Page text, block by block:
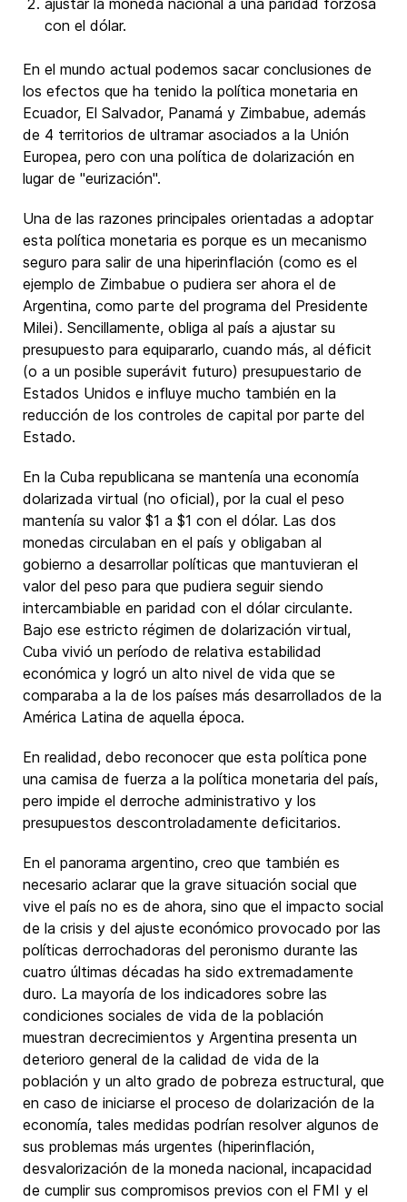
ajustar la moneda nacional a una paridad forzosa
con el dólar.
En el mundo actual podemos sacar conclusiones de
los efectos que ha tenido la política monetaria en
Ecuador, El Salvador, Panamá y Zimbabue, además
de 4 territorios de ultramar asociados a la Unión
Europea, pero con una política de dolarización en
lugar de "eurización".
Una de las razones principales orientadas a adoptar
esta política monetaria es porque es un mecanismo
seguro para salir de una hiperinflación (como es el
ejemplo de Zimbabue o pudiera ser ahora el de
Argentina, como parte del programa del Presidente
Milei). Sencillamente, obliga al país a ajustar su
presupuesto para equipararlo, cuando más, al déficit
(o a un posible superávit futuro) presupuestario de
Estados Unidos e influye mucho también en la
reducción de los controles de capital por parte del
Estado.
En la Cuba republicana se mantenía una economía
dolarizada virtual (no oficial), por la cual el peso
mantenía su valor $1 a $1 con el dólar. Las dos
monedas circulaban en el país y obligaban al
gobierno a desarrollar políticas que mantuvieran el
valor del peso para que pudiera seguir siendo
intercambiable en paridad con el dólar circulante.
Bajo ese estricto régimen de dolarización virtual,
Cuba vivió un período de relativa estabilidad
económica y logró un alto nivel de vida que se
comparaba a la de los países más desarrollados de la
América Latina de aquella época.
En realidad, debo reconocer que esta política pone
una camisa de fuerza a la política monetaria del país,
pero impide el derroche administrativo y los
presupuestos descontroladamente deficitarios.
En el panorama argentino, creo que también es
necesario aclarar que la grave situación social que
vive el país no es de ahora, sino que el impacto social
de la crisis y del ajuste económico provocado por las
políticas derrochadoras del peronismo durante las
cuatro últimas décadas ha sido extremadamente
duro. La mayoría de los indicadores sobre las
condiciones sociales de vida de la población
muestran decrecimientos y Argentina presenta un
deterioro general de la calidad de vida de la
población y un alto grado de pobreza estructural, que
en caso de iniciarse el proceso de dolarización de la
economía, tales medidas podrían resolver algunos de
sus problemas más urgentes (hiperinflación,
desvalorización de la moneda nacional, incapacidad
de cumplir sus compromisos previos con el FMI y el